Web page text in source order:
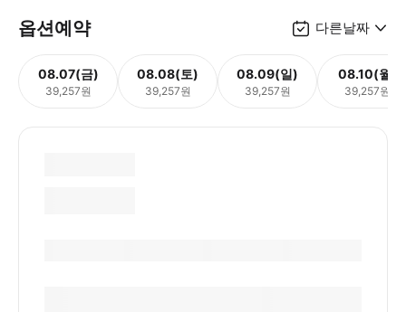
옵션예약 다른날짜
08.07(금)
39,257원
08.08(토)
39,257원
08.09(일)
39,257원
08.10(월)
39,257원